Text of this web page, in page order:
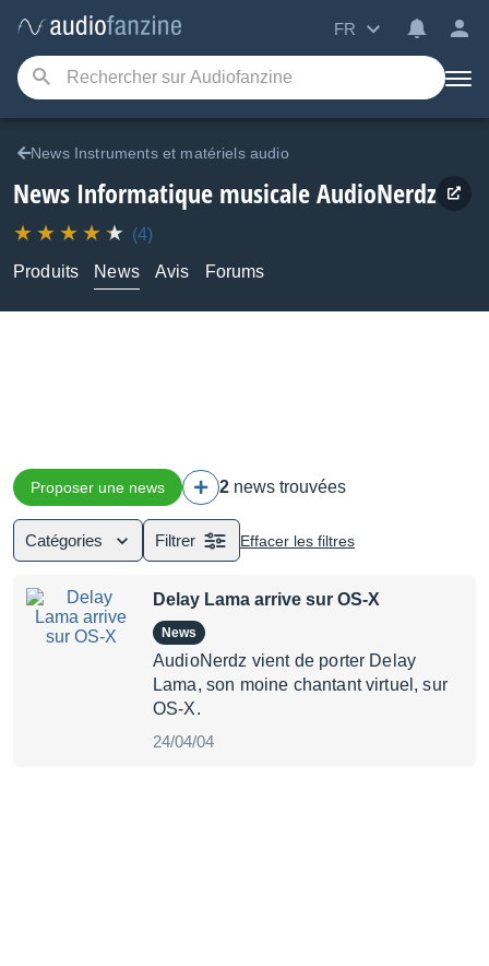
FR
News Instruments et matériels audio
News Informatique musicale AudioNerdz
(4)
Produits
News Avis Forums
Proposer une news 2 news trouvées
Catégories Filtrer Effacer les filtres
Delay Lama arrive sur OS-X
News
AudioNerdz vient de porter Delay
Lama, son moine chantant virtuel, sur
OS-X.
24/04/04